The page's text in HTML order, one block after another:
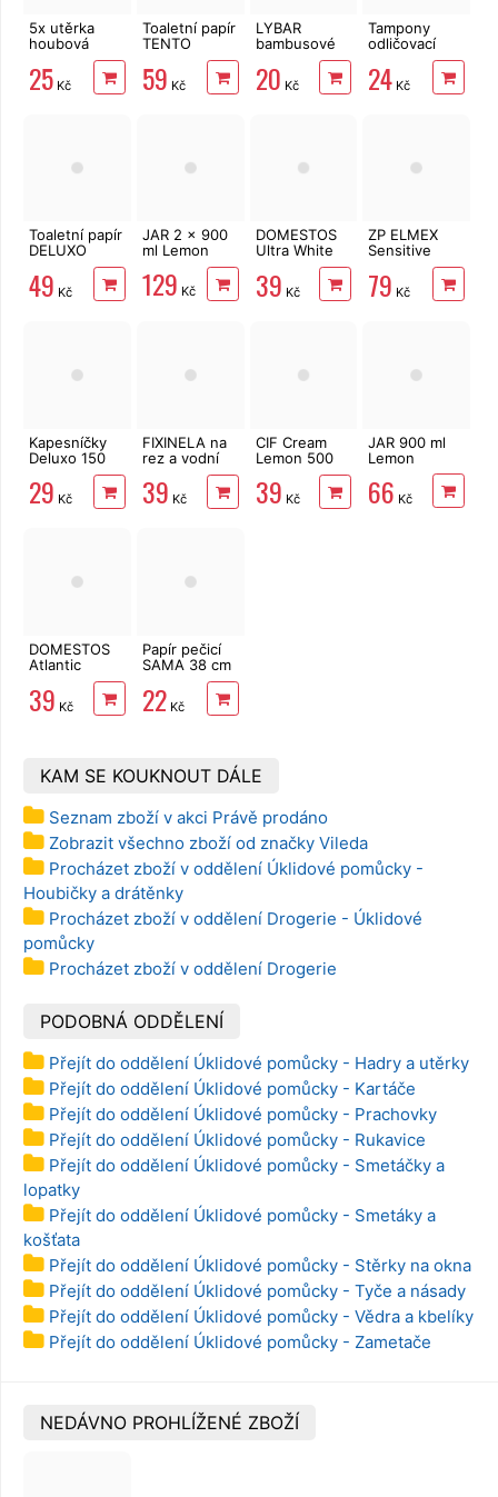
5x utěrka
houbová
16x18 cm
25 Kč
Toaletní papír
TENTO
Ellegance
Pink 3vrstvý
8 rolí, 144 m
59 Kč
LYBAR
bambusové
tyčinky 200
ks
20 Kč
Tampony
odličovací
LINTEO 120
ks
24 Kč
Toaletní papír
DELUXO
3vrstvý 8 rolí,
132 m
49 Kč
JAR 2 x 900
ml Lemon
129 Kč
DOMESTOS
Ultra White
39 Kč
ZP ELMEX
Sensitive
Whitening 75
ml
79 Kč
Kapesníčky
Deluxo 150
ks 3vrstvé v
krabičce,
šedé květy
29 Kč
FIXINELA na
rez a vodní
kámen 500
ml
39 Kč
CIF Cream
Lemon 500
39 Kč
JAR 900 ml
Lemon
66 Kč
DOMESTOS
Atlantic
Fresh 750 ml
39 Kč
Papír pečicí
SAMA 38 cm
x 8 m v boxu
22 Kč
KAM SE KOUKNOUT DÁLE
Seznam zboží v akci Právě prodáno
Zobrazit všechno zboží od značky Vileda
Procházet zboží v oddělení Úklidové pomůcky -
Houbičky a drátěnky
Procházet zboží v oddělení Drogerie - Úklidové
pomůcky
Procházet zboží v oddělení Drogerie
PODOBNÁ ODDĚLENÍ
Přejít do oddělení Úklidové pomůcky - Hadry a utěrky
Přejít do oddělení Úklidové pomůcky - Kartáče
Přejít do oddělení Úklidové pomůcky - Prachovky
Přejít do oddělení Úklidové pomůcky - Rukavice
Přejít do oddělení Úklidové pomůcky - Smetáčky a
lopatky
Přejít do oddělení Úklidové pomůcky - Smetáky a
košťata
Přejít do oddělení Úklidové pomůcky - Stěrky na okna
Přejít do oddělení Úklidové pomůcky - Tyče a násady
Přejít do oddělení Úklidové pomůcky - Vědra a kbelíky
Přejít do oddělení Úklidové pomůcky - Zametače
NEDÁVNO PROHLÍŽENÉ ZBOŽÍ